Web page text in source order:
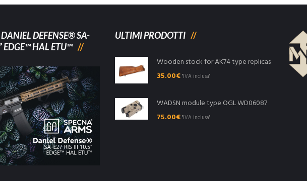
DEFENSE® SA-
EDGE™ HAL ETU™
ULTIMI PRODOTTI
Wooden stock for AK74 type replicas
35.00€"IVA inclusa"
WADSN module type OGL WD06087
75.00€"IVA inclusa"